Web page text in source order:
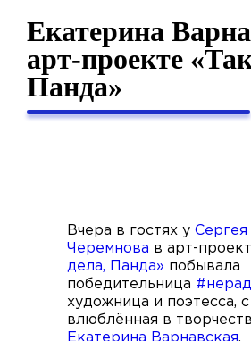
Екатерина
арт-проекте
Панда»
Вчера в гостях у Сергея
Черемнова в арт-
дела, Панда» побывала
победительница
художница и поэтесса,
влюблённая в
Екатерина Варнавская.